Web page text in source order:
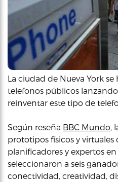
La ciudad de Nueva York
telefonos públicos
reinventar este tipo de
Según reseña BBC Mundo,
prototipos físicos y virtuales
planificadores y expertos
seleccionaron a seis
conectividad, creatividad,